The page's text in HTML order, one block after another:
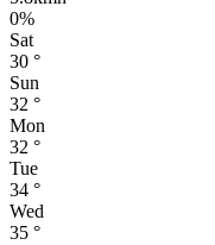
0%
Sat
30 °
Sun
32 °
Mon
32 °
Tue
34 °
Wed
35 °